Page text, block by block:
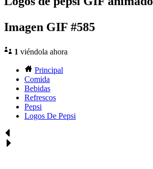
Imagen GIF #585
1 viéndola ahora
Principal
Comida
Bebidas
Refrescos
Pepsi
Logos De Pepsi